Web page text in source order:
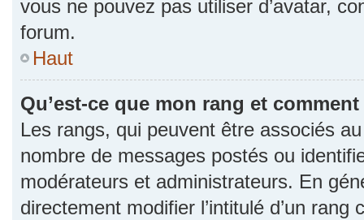
vous ne pouvez pas utiliser d’avatar,
forum.
Haut
Qu’est-ce que mon rang et
Les rangs, qui peuvent être associés
nombre de messages postés ou
modérateurs et administrateurs. En
directement modifier l’intitulé d’un